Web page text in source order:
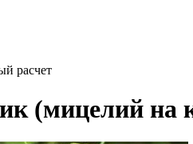
расчет
(мицелий на